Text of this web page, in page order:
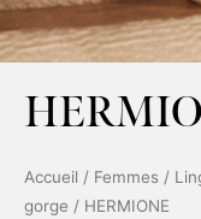
Accueil / Femmes /
gorge / HERMIONE